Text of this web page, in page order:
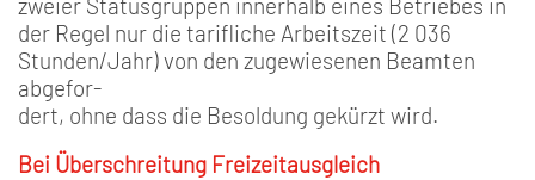
der Regel nur die tarifliche Arbeitszeit (2 036
Stunden/Jahr) von den zugewiesenen Beamten
abgefor-
dert, ohne dass die Besoldung gekürzt wird.
Bei Überschreitung Freizeitausgleich